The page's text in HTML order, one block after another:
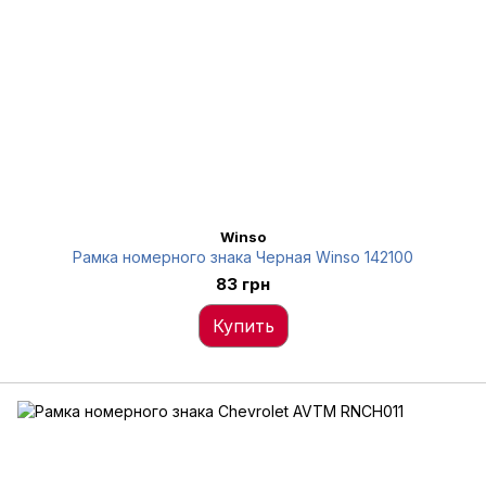
Winso
Рамка номерного знака Черная Winso 142100
83 грн
Купить